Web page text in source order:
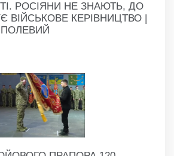
РОСІЯНИ НЕ ЗНАЮТЬ, ДО
ВІЙСЬКОВЕ КЕРІВНИЦТВО |